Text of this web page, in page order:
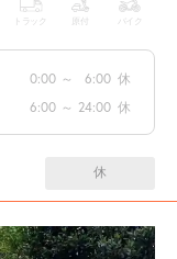
トラック 原付 バイク
0:00 ～ 6:00 休
6:00 ～ 24:00 休
休